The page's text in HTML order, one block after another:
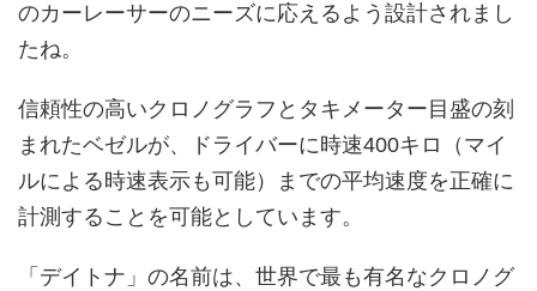
のカーレーサーのニーズに応えるよう設計されまし
たね。
信頼性の高いクロノグラフとタキメーター目盛の刻
まれたベゼルが、ドライバーに時速400キロ（マイ
ルによる時速表示も可能）までの平均速度を正確に
計測することを可能としています。
「デイトナ」の名前は、世界で最も有名なクロノグ